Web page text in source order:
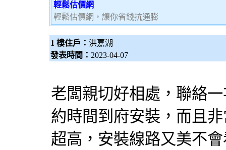
輕鬆估價網
輕鬆估價網，讓你省錢抗通膨
1 樓住戶： 洪嘉湖
發表時間： 2023-04-07
老闆親切好相處，聯絡
約時間到府安裝，而且
超高，安裝線路又美不